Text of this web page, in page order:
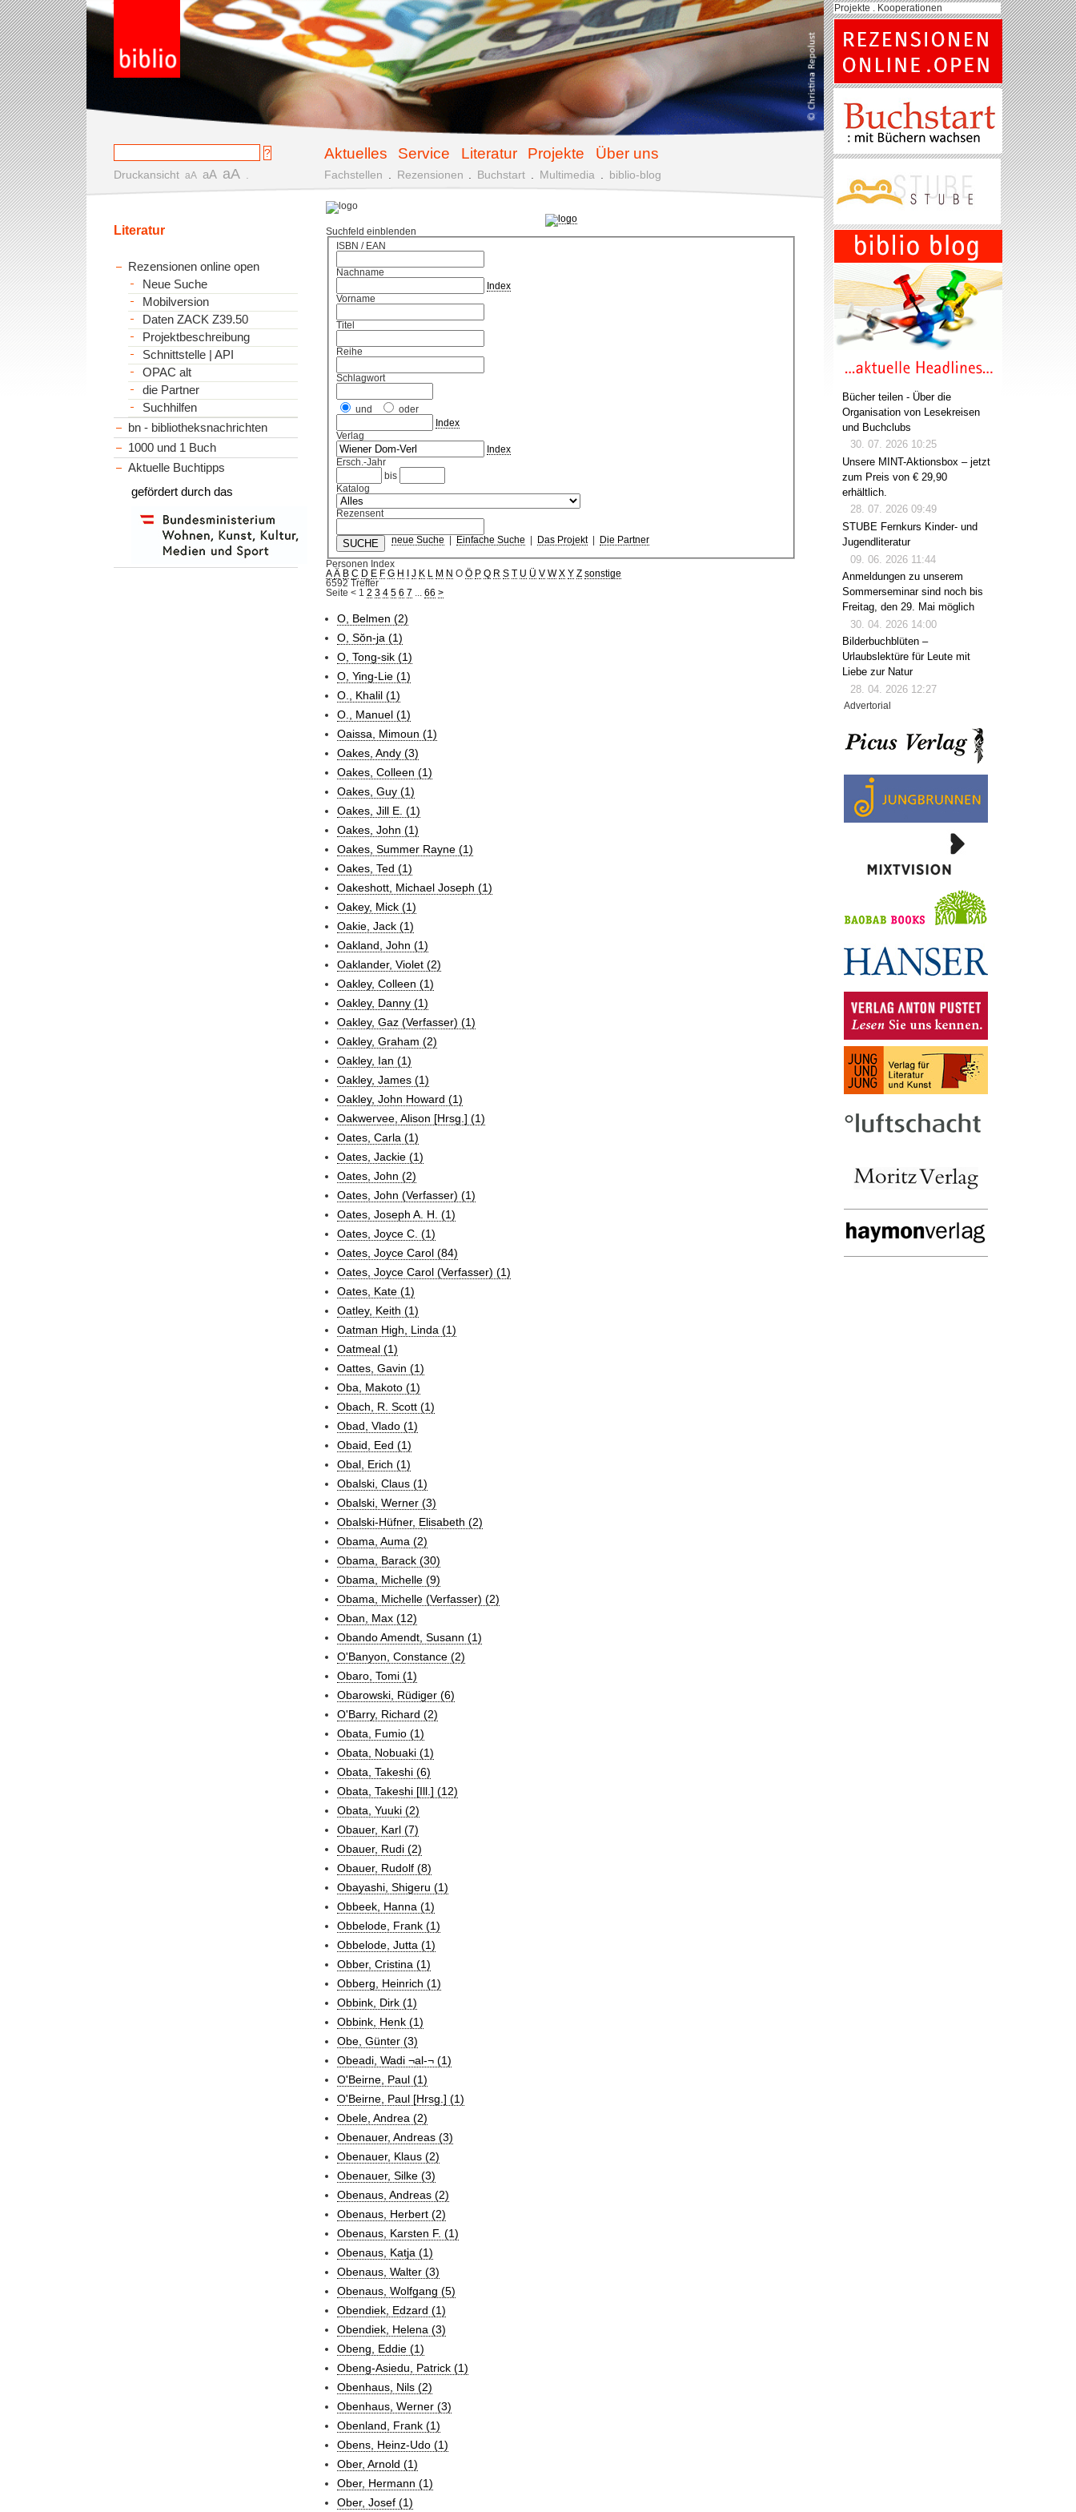
Aktuelles Service Literatur Projekte Über uns
Druckansicht aA aA aA Fachstellen Rezensionen Buchstart Multimedia biblio-blog
Suchfeld einblenden
ISBN / EAN
Nachname
Index
Vorname
Titel
Reihe
Schlagwort
und
oder
Index
Verlag
Index
Ersch.-Jahr
bis
Katalog
Rezensent
neue Suche Einfache Suche Das Projekt| Die Partner
Personen Index
A Ä B C D E F G H J K M N O Ö P Q R S U Ü V W X Y Z sonstige
6592 Treffer
Seite< 1 2 3 4 5 6 7 ...66 >
O, Belmen (2)
O, Sŏn-ja (1)
O, Tong-sik (1)
O, Ying-Lie (1)
O., Khalil (1)
O., Manuel (1)
Oaissa, Mimoun (1)
Oakes, Andy (3)
Oakes, Colleen (1)
Oakes, Guy (1)
Oakes, Jill E. (1)
Oakes, John (1)
Oakes, Summer Rayne (1)
Oakes, Ted (1)
Oakeshott, Michael Joseph (1)
Oakey, Mick (1)
Oakie, Jack (1)
Oakland, John (1)
Oaklander, Violet (2)
Oakley, Colleen (1)
Oakley, Danny (1)
Oakley, Gaz (Verfasser) (1)
Oakley, Graham (2)
Oakley, Ian (1)
Oakley, James (1)
Oakley, John Howard (1)
Oakwervee, Alison [Hrsg.] (1)
Oates, Carla (1)
Oates, Jackie (1)
Oates, John (2)
Oates, John (Verfasser) (1)
Oates, Joseph A. H. (1)
Oates, Joyce C. (1)
Oates, Joyce Carol (84)
Oates, Joyce Carol (Verfasser) (1)
Oates, Kate (1)
Oatley, Keith (1)
Oatman High, Linda (1)
Oatmeal (1)
Oattes, Gavin (1)
Oba, Makoto (1)
Obach, R. Scott (1)
Obad, Vlado (1)
Obaid, Eed (1)
Obal, Erich (1)
Obalski, Claus (1)
Obalski, Werner (3)
Obalski-Hüfner, Elisabeth (2)
Obama, Auma (2)
Obama, Barack (30)
Obama, Michelle (9)
Obama, Michelle (Verfasser) (2)
Oban, Max (12)
Obando Amendt, Susann (1)
O'Banyon, Constance (2)
Obaro, Tomi (1)
Obarowski, Rüdiger (6)
O'Barry, Richard (2)
Obata, Fumio (1)
Obata, Nobuaki (1)
Obata, Takeshi (6)
Obata, Takeshi [Ill.] (12)
Obata, Yuuki (2)
Obauer, Karl (7)
Obauer, Rudi (2)
Obauer, Rudolf (8)
Obayashi, Shigeru (1)
Obbeek, Hanna (1)
Obbelode, Frank (1)
Obbelode, Jutta (1)
Obber, Cristina (1)
Obberg, Heinrich (1)
Obbink, Dirk (1)
Obbink, Henk (1)
Obe, Günter (3)
Obeadi, Wadi ¬al-¬ (1)
O'Beirne, Paul (1)
O'Beirne, Paul [Hrsg.] (1)
Obele, Andrea (2)
Obenauer, Andreas (3)
Obenauer, Klaus (2)
Obenauer, Silke (3)
Obenaus, Andreas (2)
Obenaus, Herbert (2)
Obenaus, Karsten F. (1)
Obenaus, Katja (1)
Obenaus, Walter (3)
Obenaus, Wolfgang (5)
Obendiek, Edzard (1)
Obendiek, Helena (3)
Obeng, Eddie (1)
Obeng-Asiedu, Patrick (1)
Obenhaus, Nils (2)
Obenhaus, Werner (3)
Obenland, Frank (1)
Obens, Heinz-Udo (1)
Ober, Arnold (1)
Ober, Hermann (1)
Ober, Josef (1)
Literatur
Rezensionen online open
Neue Suche
Mobilversion
Daten ZACK Z39.50
Projektbeschreibung
Schnittstelle | API
OPAC alt
die Partner
Suchhilfen
bn - bibliotheksnachrichten
1000 und 1 Buch
Aktuelle Buchtipps
gefördert durch das
Projekte . Kooperationen
Bücher teilen - Über die
Organisation von Lesekreisen
und Buchclubs
30. 07. 2026 10:25
Unsere MINT-Aktionsbox – jetzt
zum Preis von € 29,90
erhältlich.
28. 07. 2026 09:49
STUBE Fernkurs Kinder- und
Jugendliteratur
09. 06. 2026 11:44
Anmeldungen zu unserem
Sommerseminar sind noch bis
Freitag, den 29. Mai möglich
30. 04. 2026 14:00
Bilderbuchblüten –
Urlaubslektüre für Leute mit
Liebe zur Natur
28. 04. 2026 12:27
Advertorial